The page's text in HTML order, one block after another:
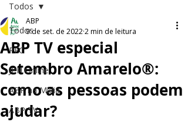
Todos
PEC
JPH Online
ABP na Mídia
ABP TV
Todos
ABP TV especial
Setembro Amarelo®:
como as pessoas podem
ajudar?
ABP
9 de set. de 20222 min de leitura